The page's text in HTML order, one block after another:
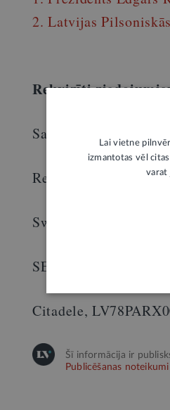
2. Latvijas
Rekvizīti
Sabiedrības
Reģ. Nr. 40008164462
Swedbank,
SEB,
Citadele,
Šī informācija ir
Publicēšanas noteikumi
Lai vietne
izmantotas vēl
varat